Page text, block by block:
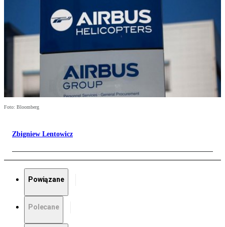
Foto: Bloomberg
Zbigniew Lentowicz
Powiązane
Polecane